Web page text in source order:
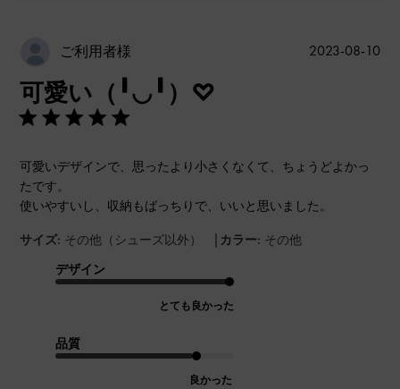
ご利用者様
可愛い（╹◡╹）♡
可愛いデザインで、思ったより小さくなくて、ちょうどよかっ
たです。
使いやすいし、収納もばっちりで、いいと思いました。
サイズ: その他（シューズ以外） | カラー: その他
デザイン
とても良かった
品質
良かった
公
2023-08-10